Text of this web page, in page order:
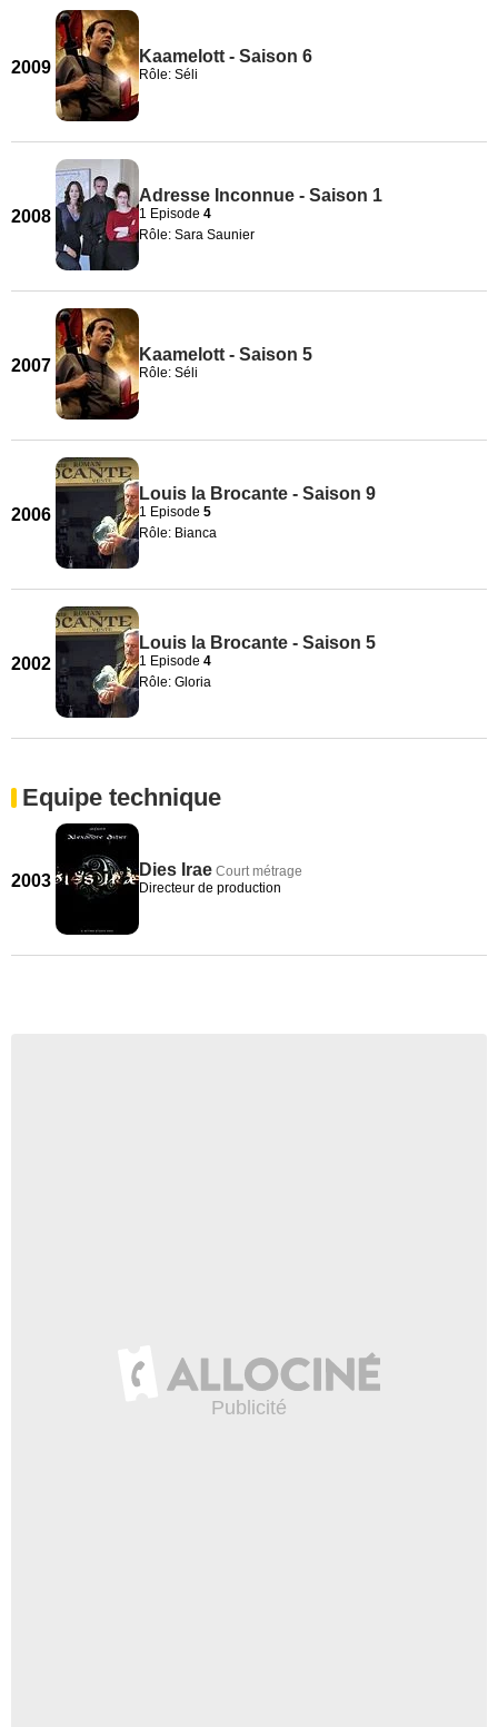
2009
Kaamelott - Saison 6
Rôle: Séli
2008
Adresse Inconnue - Saison 1
1 Episode 4
Rôle: Sara Saunier
2007
Kaamelott - Saison 5
Rôle: Séli
2006
Louis la Brocante - Saison 9
1 Episode 5
Rôle: Bianca
2002
Louis la Brocante - Saison 5
1 Episode 4
Rôle: Gloria
Equipe technique
2003
Dies Irae Court métrage
Directeur de production